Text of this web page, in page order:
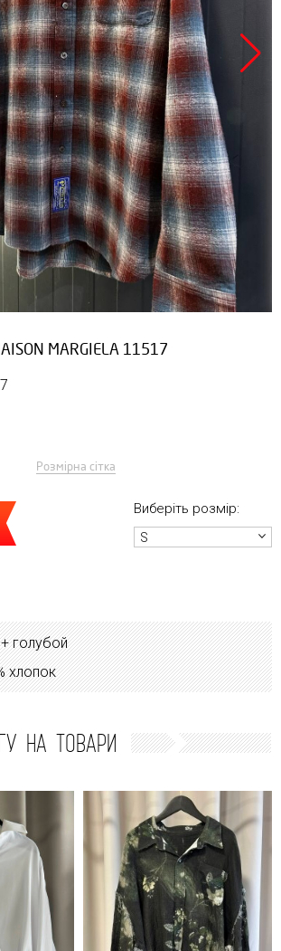
MARGIELA 11517
Розмірна сітка
Виберіть розмір:
S
голубой
хлопок
НА ТОВАРИ